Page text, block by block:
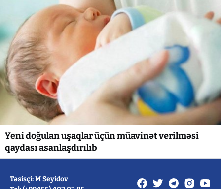
Yeni doğulan uşaqlar üçün müavinət verilməsi
qaydası asanlaşdırılıb
Təsisçi: M Seyidov